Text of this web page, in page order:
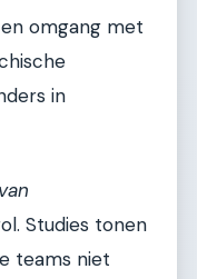
omgang met
in
Studies tonen
teams niet